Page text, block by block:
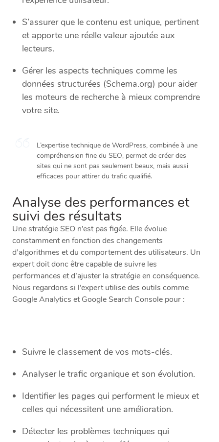
S’assurer que le contenu est unique, pertinent
et apporte une réelle valeur ajoutée aux
lecteurs.
Gérer les aspects techniques comme les
données structurées (Schema.org) pour aider
les moteurs de recherche à mieux comprendre
votre site.
L’expertise technique de WordPress, combinée à une
compréhension fine du SEO, permet de créer des
sites qui ne sont pas seulement beaux, mais aussi
efficaces pour attirer du trafic qualifié.
Analyse des performances et
suivi des résultats
Une stratégie SEO n’est pas figée. Elle évolue
constamment en fonction des changements
d’algorithmes et du comportement des utilisateurs. Un
expert doit donc être capable de suivre les
performances et d’ajuster la stratégie en conséquence.
Nous regardons si l’expert utilise des outils comme
Google Analytics et Google Search Console pour :
Suivre le classement de vos mots-clés.
Analyser le trafic organique et son évolution.
Identifier les pages qui performent le mieux et
celles qui nécessitent une amélioration.
Détecter les problèmes techniques qui